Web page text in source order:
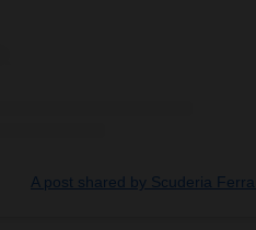
A post shared by Scuderia